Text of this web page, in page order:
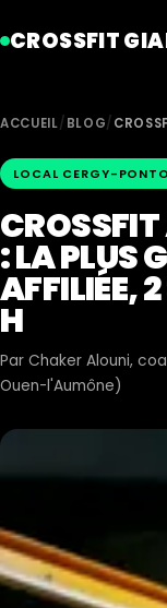
CROSSFIT
ACCUEIL/ BLOG/
LOCAL CERGY-
: LA PLUS
AFFILIÉE,
H
Par Chaker Alouni,
Ouen-l'Aumône)